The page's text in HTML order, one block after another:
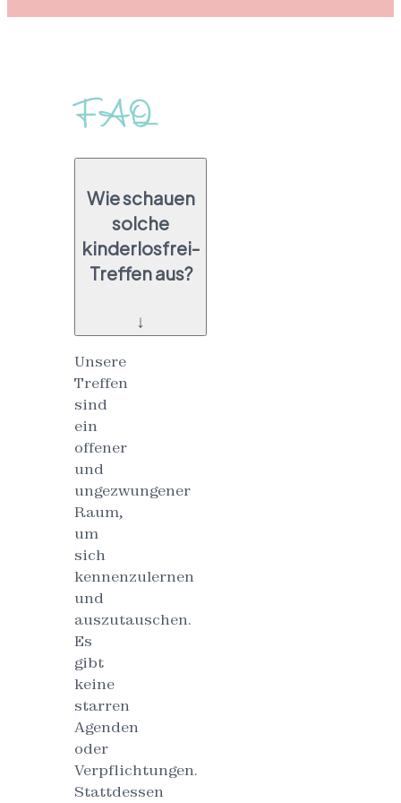
FAQ
Wie schauen
solche
kinderlosfrei-
Treffen aus?
↓
Unsere
Treffen
sind
ein
offener
und
ungezwungener
Raum,
um
sich
kennenzulernen
und
auszutauschen.
Es
gibt
keine
starren
Agenden
oder
Verpflichtungen.
Stattdessen